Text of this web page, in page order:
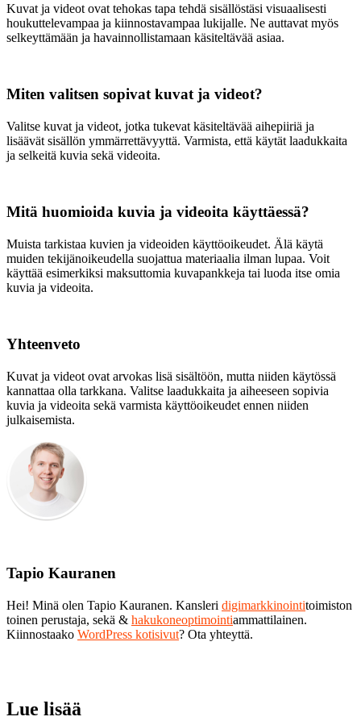
Kuvat ja videot ovat tehokas tapa tehdä sisällöstäsi visuaalisesti
houkuttelevampaa ja kiinnostavampaa lukijalle. Ne auttavat myös
selkeyttämään ja havainnollistamaan käsiteltävää asiaa.
Miten valitsen sopivat kuvat ja videot?
Valitse kuvat ja videot, jotka tukevat käsiteltävää aihepiiriä ja
lisäävät sisällön ymmärrettävyyttä. Varmista, että käytät laadukkaita
ja selkeitä kuvia sekä videoita.
Mitä huomioida kuvia ja videoita käyttäessä?
Muista tarkistaa kuvien ja videoiden käyttöoikeudet. Älä käytä
muiden tekijänoikeudella suojattua materiaalia ilman lupaa. Voit
käyttää esimerkiksi maksuttomia kuvapankkeja tai luoda itse omia
kuvia ja videoita.
Yhteenveto
Kuvat ja videot ovat arvokas lisä sisältöön, mutta niiden käytössä
kannattaa olla tarkkana. Valitse laadukkaita ja aiheeseen sopivia
kuvia ja videoita sekä varmista käyttöoikeudet ennen niiden
julkaisemista.
Tapio Kauranen
Hei! Minä olen Tapio Kauranen. Kansleri digimarkkinointitoimiston
toinen perustaja, sekä & hakukoneoptimointiammattilainen.
Kiinnostaako WordPress kotisivut? Ota yhteyttä.
Lue lisää